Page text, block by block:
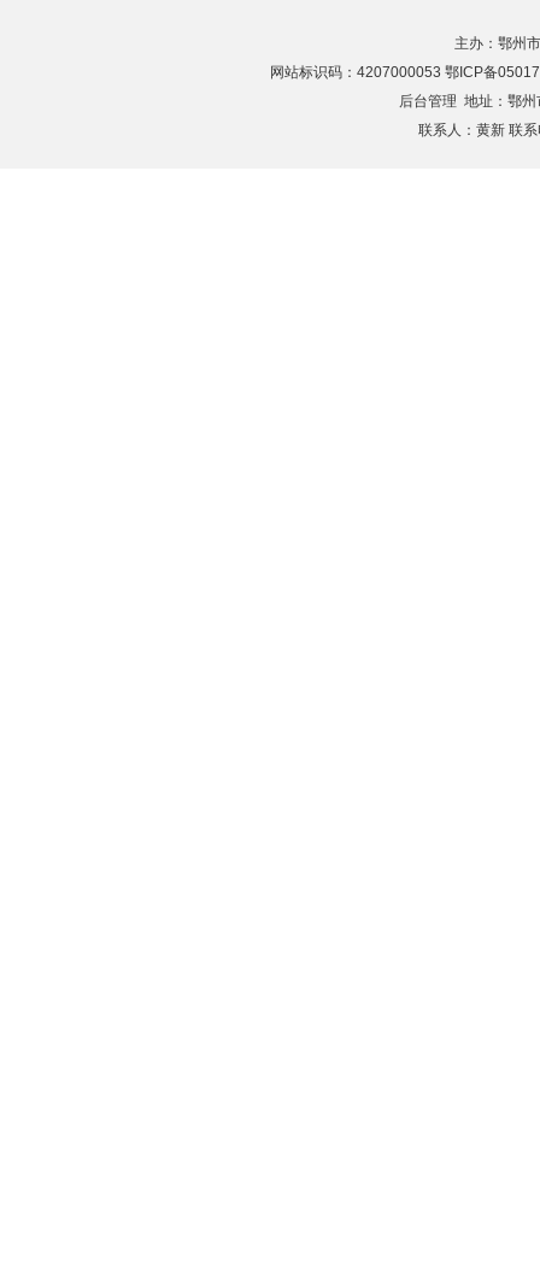
主办：鄂州
网站标识码：4207000053 鄂ICP备
后台管理 地址：鄂
联系人：黄新 联